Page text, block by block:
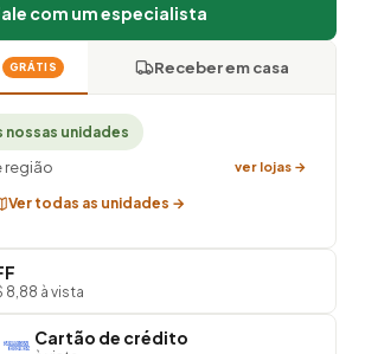
com um especialista
GRÁTIS Receber em casa
nossas unidades
região ver lojas →
Ver todas as unidades →
8,88 à vista
Cartão de crédito